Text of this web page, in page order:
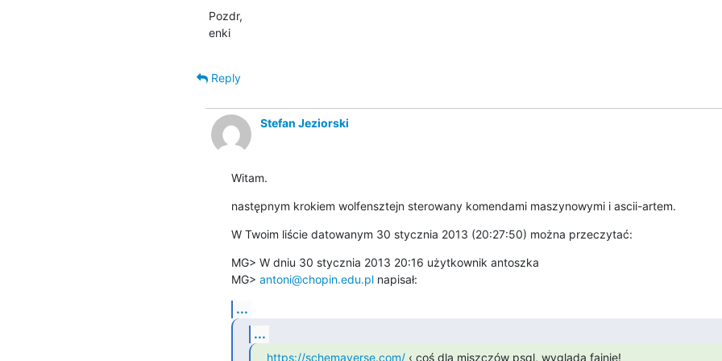
Pozdr,
enki
Reply
Stefan Jeziorski
Witam.
następnym krokiem wolfensztejn sterowany komendami maszynowymi i ascii-artem.
W Twoim liście datowanym 30 stycznia 2013 (20:27:50) można przeczytać:
MG> W dniu 30 stycznia 2013 20:16 użytkownik antoszka
MG> antoni@chopin.edu.pl napisał:
...
...
https://schemaverse.com/ ‹ coś dla miszczów psql, wygląda fajnie!